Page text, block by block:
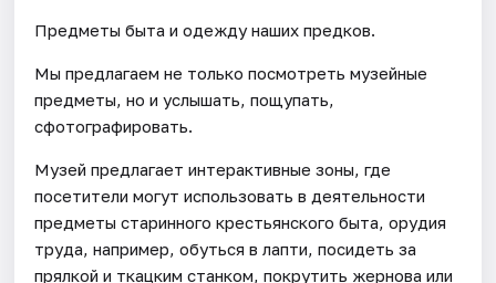
Предметы быта и одежду наших предков.
Мы предлагаем не только посмотреть музейные
предметы, но и услышать, пощупать,
сфотографировать.
Музей предлагает интерактивные зоны, где
посетители могут использовать в деятельности
предметы старинного крестьянского быта, орудия
труда, например, обуться в лапти, посидеть за
прялкой и ткацким станком, покрутить жернова или